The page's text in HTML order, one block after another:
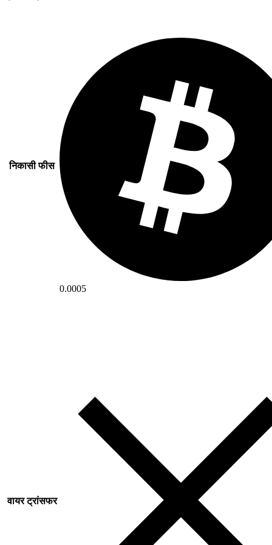
निकासी फीस
0.0005
वायर ट्रांसफर